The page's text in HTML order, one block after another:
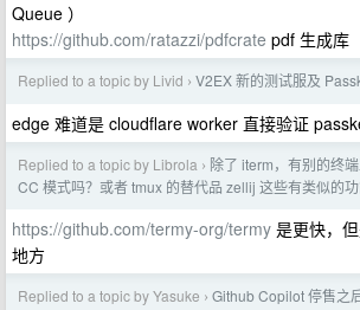
Queue ）
https://github.com/ratazzi/pdfcrate pdf 生成库
Replied to a topic by Livid › V2EX 新的测试服及
edge 难道是 cloudflare worker 直接验证
Replied to a topic by Librola › 除了 iterm，有别的终
CC 模式吗？或者 tmux 的替代品 zellij 这些有类似的功
https://github.com/termy-org/termy 是更快，
地方
Replied to a topic by Yasuke › Github Copilot 停售之